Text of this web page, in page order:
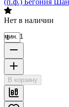
Нет в наличии
мин. 1
В корзину